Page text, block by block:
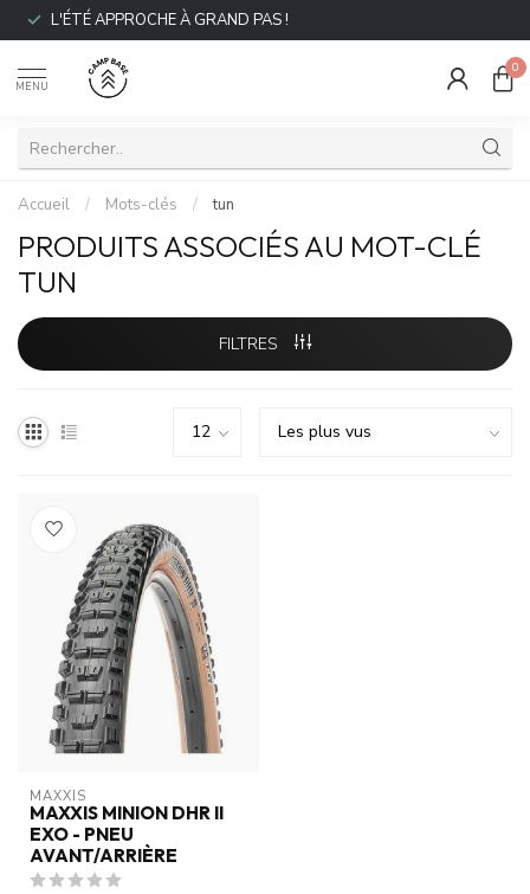
L'ÉTÉ APPROCHE À GRAND PAS !
MENU
0
Accueil / Mots-clés / tun
PRODUITS ASSOCIÉS AU MOT-CLÉ
TUN
FILTRES
MAXXIS
MAXXIS MINION DHR II
EXO - PNEU
AVANT/ARRIÈRE